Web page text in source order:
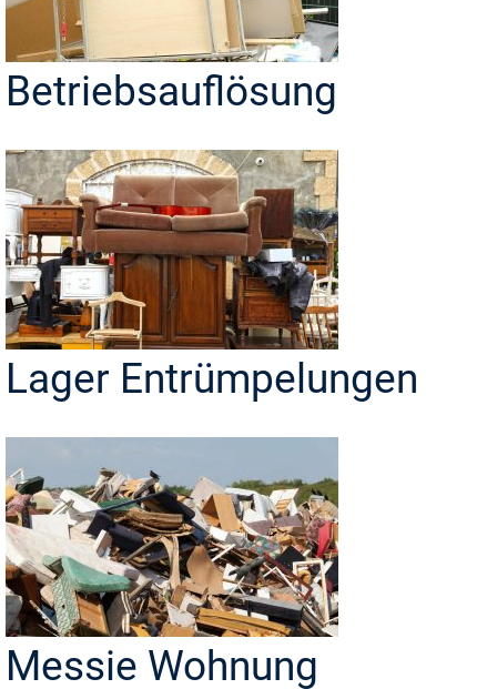
Betriebsauflösung
Lager Entrümpelungen
Messie Wohnung